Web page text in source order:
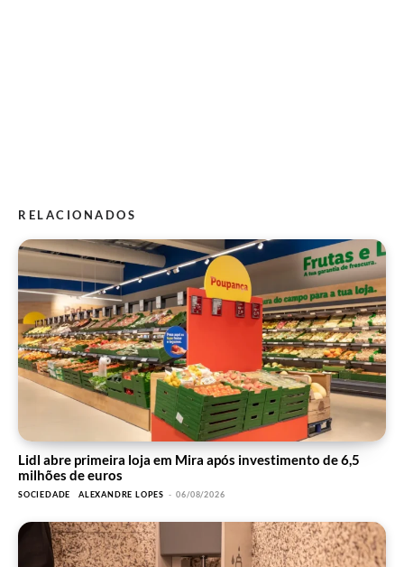
RELACIONADOS
Lidl abre primeira loja em Mira após investimento de 6,5
milhões de euros
SOCIEDADE ALEXANDRE LOPES - 06/08/2026